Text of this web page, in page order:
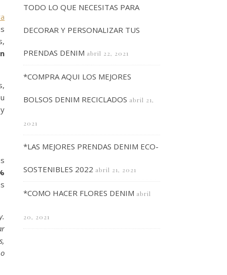
TODO LO QUE NECESITAS PARA
DECORAR Y PERSONALIZAR TUS
PRENDAS DENIM abril 22, 2021
*COMPRA AQUI LOS MEJORES
BOLSOS DENIM RECICLADOS abril 21,
2021
*LAS MEJORES PRENDAS DENIM ECO-
SOSTENIBLES 2022 abril 21, 2021
*COMO HACER FLORES DENIM abril
20, 2021